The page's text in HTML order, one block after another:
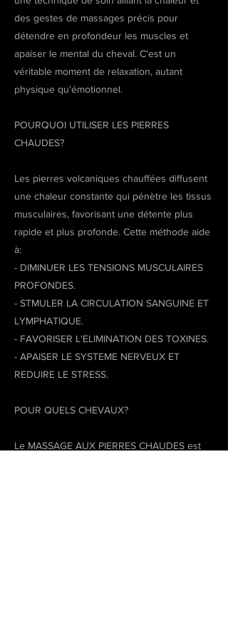
des gestes de massages précis pour
détendre en profondeur les muscles et
apaiser le mental du cheval. C'est un
véritable moment de relaxation, autant
physique qu'émotionnel.
POURQUOI UTILISER LES PIERRES
CHAUDES?
Les pierres volcaniques chauffées diffusent
une chaleur constante qui pénètre les tissus
musculaires, favorisant une détente plus
rapide et plus profonde. Cette méthode aide
à:
- DIMINUER LES TENSIONS MUSCULAIRES
PROFONDES.
- STMULER LA CIRCULATION SANGUINE ET
LYMPHATIQUE.
- FAVORISER L'ELIMINATION DES TOXINES.
- APAISER LE SYSTEME NERVEUX ET
REDUIRE LE STRESS.
POUR QUELS CHEVAUX?
Le MASSAGE AUX PIERRES CHAUDES est